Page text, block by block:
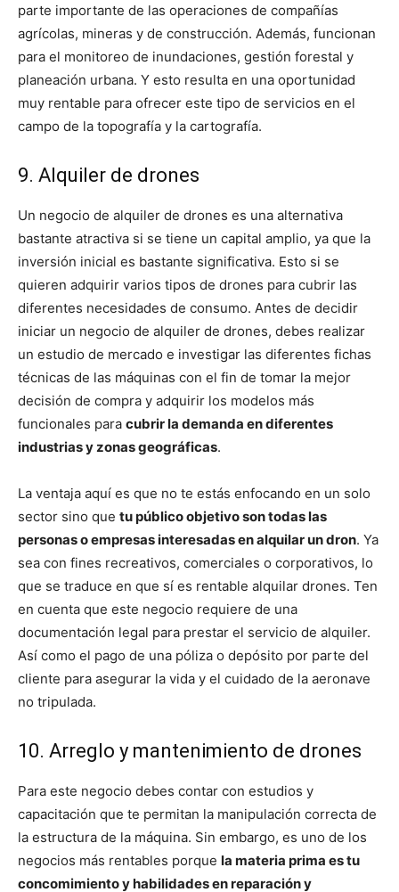
parte importante de las operaciones de compañías
agrícolas, mineras y de construcción. Además, funcionan
para el monitoreo de inundaciones, gestión forestal y
planeación urbana. Y esto resulta en una oportunidad
muy rentable para ofrecer este tipo de servicios en el
campo de la topografía y la cartografía.
9. Alquiler de drones
Un negocio de alquiler de drones es una alternativa
bastante atractiva si se tiene un capital amplio, ya que la
inversión inicial es bastante significativa. Esto si se
quieren adquirir varios tipos de drones para cubrir las
diferentes necesidades de consumo. Antes de decidir
iniciar un negocio de alquiler de drones, debes realizar
un estudio de mercado e investigar las diferentes fichas
técnicas de las máquinas con el fin de tomar la mejor
decisión de compra y adquirir los modelos más
funcionales para cubrir la demanda en diferentes
industrias y zonas geográficas.
La ventaja aquí es que no te estás enfocando en un solo
sector sino que tu público objetivo son todas las
personas o empresas interesadas en alquilar un dron. Ya
sea con fines recreativos, comerciales o corporativos, lo
que se traduce en que sí es rentable alquilar drones. Ten
en cuenta que este negocio requiere de una
documentación legal para prestar el servicio de alquiler.
Así como el pago de una póliza o depósito por parte del
cliente para asegurar la vida y el cuidado de la aeronave
no tripulada.
10. Arreglo y mantenimiento de drones
Para este negocio debes contar con estudios y
capacitación que te permitan la manipulación correcta de
la estructura de la máquina. Sin embargo, es uno de los
negocios más rentables porque la materia prima es tu
concomimiento y habilidades en reparación y